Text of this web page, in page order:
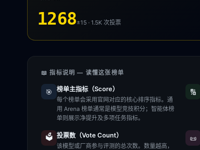
1268±15 · 1.5K次投票
📖 指标说明 — 读懂这张榜单
🎯 榜单主指标（Score）
每个榜单会采用官网对应的核心排序指标。通
用 Arena 榜单通常是模型竞技积分；智能体榜
单则展示净提升及多项任务指标。
🔢
🗳️ 投票数（Vote Count）
该模型或厂商参与评测的总次数。数量越高，
📜